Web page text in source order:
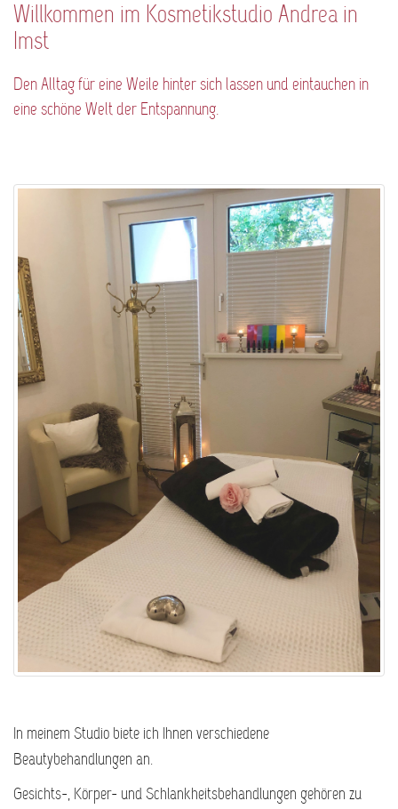
Willkommen im Kosmetikstudio Andrea in
Imst
Den Alltag für eine Weile hinter sich lassen und eintauchen in
eine schöne Welt der Entspannung.
In meinem Studio biete ich Ihnen verschiedene
Beautybehandlungen an.
Gesichts-, Körper- und Schlankheitsbehandlungen gehören zu